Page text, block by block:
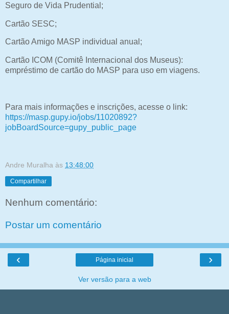
Seguro de Vida Prudential;
Cartão SESC;
Cartão Amigo MASP individual anual;
Cartão ICOM (Comitê Internacional dos Museus):
empréstimo de cartão do MASP para uso em viagens.
Para mais informações e inscrições, acesse o link:
https://masp.gupy.io/jobs/11020892?
jobBoardSource=gupy_public_page
Andre Muralha às 13:48:00
Compartilhar
Nenhum comentário:
Postar um comentário
‹ ›
Página inicial
Ver versão para a web